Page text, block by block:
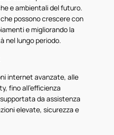
e ambientali del futuro.
possono crescere con
e migliorando la
nel lungo periodo.
internet avanzate, alle
fino all’efficienza
da assistenza
elevate, sicurezza e